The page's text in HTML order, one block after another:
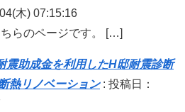
木) 07:15:16
らのページです。 […]
助成金を利用したH邸耐震診断
熱リノベーション: 投稿日：